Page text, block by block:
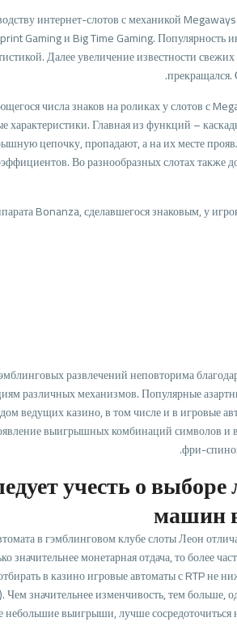
интернет-слотов с механикой
Gaming и Big Time Gaming. Популярность
Далее увеличение известности
прекращался.
числа знаков на роликах у слотов с
характеристики. Главная из функций –
цепочку, пропадают, а на их месте
Во разнообразных слотах также
Bonanza, сделавшегося знаковым, у
развлечений неповторима
различных механизмов. Популярные
ведущих казино, в том числе и в игровые
выигрышных комбинаций символов и
фри-
учесть о
машин
в гэмблинговом клубе слоты Леон
значительнее монетарная отдача, то более
в казино игровые автоматы с RTP не
Чем значительнее изменчивость, тем больше,
выигрыши, лучше сосредоточиться